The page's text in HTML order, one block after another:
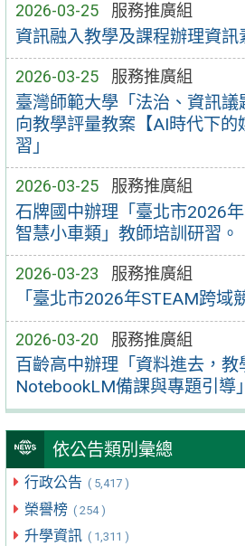
2026-03-25 服務推廣組
資訊融入教學及課程辦理資訊
2026-03-25 服務推廣組
臺灣師範大學「法治、資訊
向教學評量教案【AI時代下的
習」
2026-03-25 服務推廣組
石牌國中辦理「臺北市2026
智慧小車類」教師培訓研習。
2026-03-23 服務推廣組
「臺北市2026年STEAM跨域
2026-03-20 服務推廣組
百齡高中辦理「資料進去，教
NotebookLM備課與專題引導
依公告類別彙總
行政公告 ( 5,417 )
榮譽榜 ( 254 )
升學資訊 ( 1,311 )